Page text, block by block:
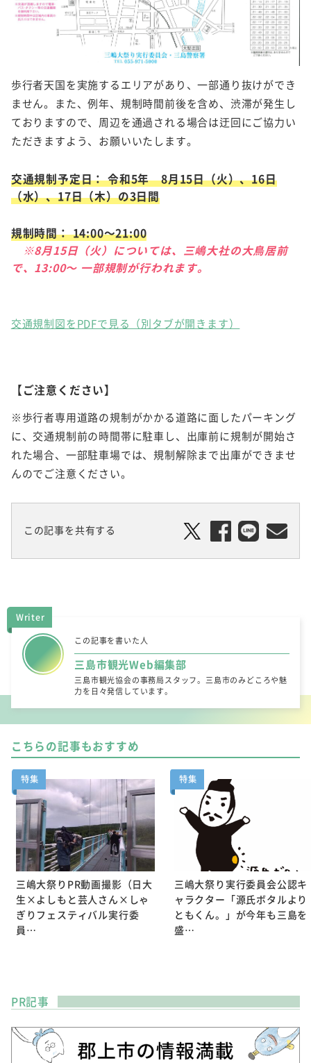
歩行者天国を実施するエリアがあり、一部通り抜けができ
ません。また、例年、規制時間前後を含め、渋滞が発生し
ておりますので、周辺を通過される場合は迂回にご協力い
ただきますよう、お願いいたします。
交通規制予定日： 令和5年 8月15日（火）、16日
（水）、17日（木）の3日間
規制時間： 14:00～21:00
※8月15日（火）については、三嶋大社の大鳥居前
で、13:00～ 一部規制が行われます。
交通規制図をPDFで見る（別タブが開きます）
【ご注意ください】
※歩行者専用道路の規制がかかる道路に面したパーキング
に、交通規制前の時間帯に駐車し、出庫前に規制が開始さ
れた場合、一部駐車場では、規制解除まで出庫ができませ
んのでご注意ください。
この記事を共有する
Writer
この記事を書いた人
三島市観光Web編集部
三島市観光協会の事務局スタッフ。三島市のみどころや魅
力を日々発信しています。
こちらの記事もおすすめ
特集
三嶋大祭りPR動画撮影（日大
生×よしもと芸人さん×しゃ
ぎりフェスティバル実行委
員…
特集
三嶋大祭り実行委員会公認キ
ャラクター「源氏ボタルより
ともくん。」が今年も三島を
盛…
PR記事